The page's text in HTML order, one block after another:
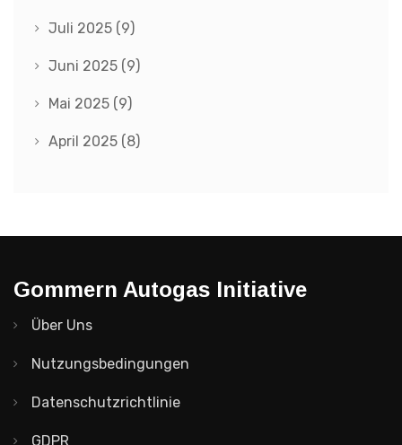
Juli 2025 (9)
Juni 2025 (9)
Mai 2025 (9)
April 2025 (8)
Gommern Autogas Initiative
Über Uns
Nutzungsbedingungen
Datenschutzrichtlinie
GDPR